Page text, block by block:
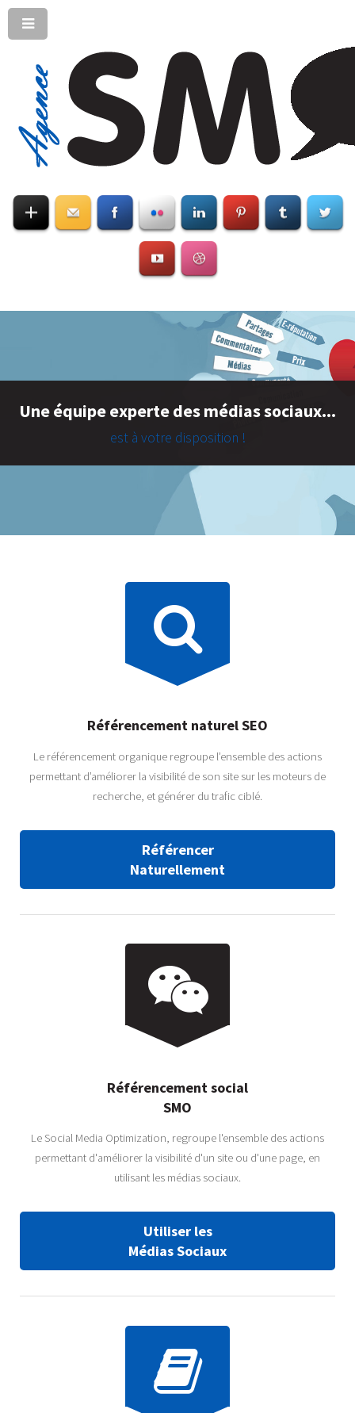
Une équipe experte des médias sociaux...
est à votre disposition !
Référencement naturel SEO
Le référencement organique regroupe l’ensemble des actions
permettant d’améliorer la visibilité de son site sur les moteurs de
recherche, et générer du trafic ciblé.
Référencer
Naturellement
Référencement social
SMO
Le Social Media Optimization, regroupe l'ensemble des actions
permettant d'améliorer la visibilité d'un site ou d'une page, en
utilisant les médias sociaux.
Utiliser les
Médias Sociaux